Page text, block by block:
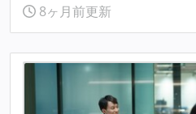
8ヶ月前更新